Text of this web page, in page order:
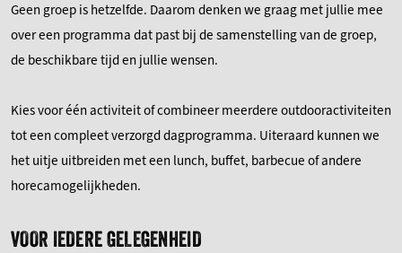
Geen groep is hetzelfde. Daarom denken we graag met jullie mee
over een programma dat past bij de samenstelling van de groep,
de beschikbare tijd en jullie wensen.
Kies voor één activiteit of combineer meerdere outdooractiviteiten
tot een compleet verzorgd dagprogramma. Uiteraard kunnen we
het uitje uitbreiden met een lunch, buffet, barbecue of andere
horecamogelijkheden.
VOOR IEDERE GELEGENHEID